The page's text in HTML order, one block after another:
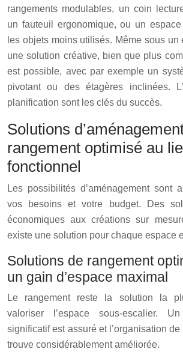
rangements modulables, un coin
un fauteuil ergonomique, ou un
les objets moins utilisés. Même sous
une solution créative, bien que plus
est possible, avec par exemple un
pivotant ou des étagères inclinées.
planification sont les clés du succès.
Solutions
rangement optimisé au
fonctionnel
Les possibilités d’aménagement sont
vos besoins et votre budget. Des
économiques aux créations sur
existe une solution pour chaque espace
Solutions de rangement
un gain d’espace maximal
Le rangement reste la solution la
valoriser l’espace sous-escalier.
significatif est assuré et l’organisation de
trouve considérablement améliorée.